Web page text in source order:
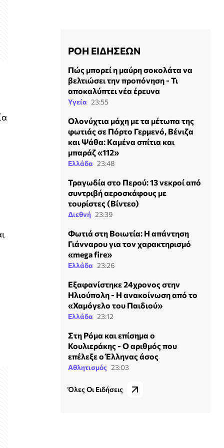
ΡΟΗ ΕΙΔΗΣΕΩΝ
Πώς μπορεί η μαύρη σοκολάτα να
βελτιώσει την προπόνηση - Τι
αποκαλύπτει νέα έρευνα
Υγεία 23:55
Ολονύχτια μάχη με τα μέτωπα της
φωτιάς σε Πόρτο Γερμενό, Βένιζα
και Ψάθα: Kαμένα σπίτια και
μπαράζ «112»
Ελλάδα 23:48
Τραγωδία στο Περού: 13 νεκροί από
συντριβή αεροσκάφους με
τουρίστες (Βίντεο)
Διεθνή 23:39
Φωτιά στη Βοιωτία: Η απάντηση
Γιάνναρου για τον χαρακτηρισμό
«mega fire»
Ελλάδα 23:26
Εξαφανίστηκε 24χρονος στην
Ηλιούπολη - Η ανακοίνωση από το
«Χαμόγελο του Παιδιού»
Ελλάδα 23:12
Στη Ρόμα και επίσημα ο
Κουλιεράκης - Ο αριθμός που
επέλεξε ο Έλληνας άσος
Αθλητισμός 23:03
Όλες Οι Ειδήσεις